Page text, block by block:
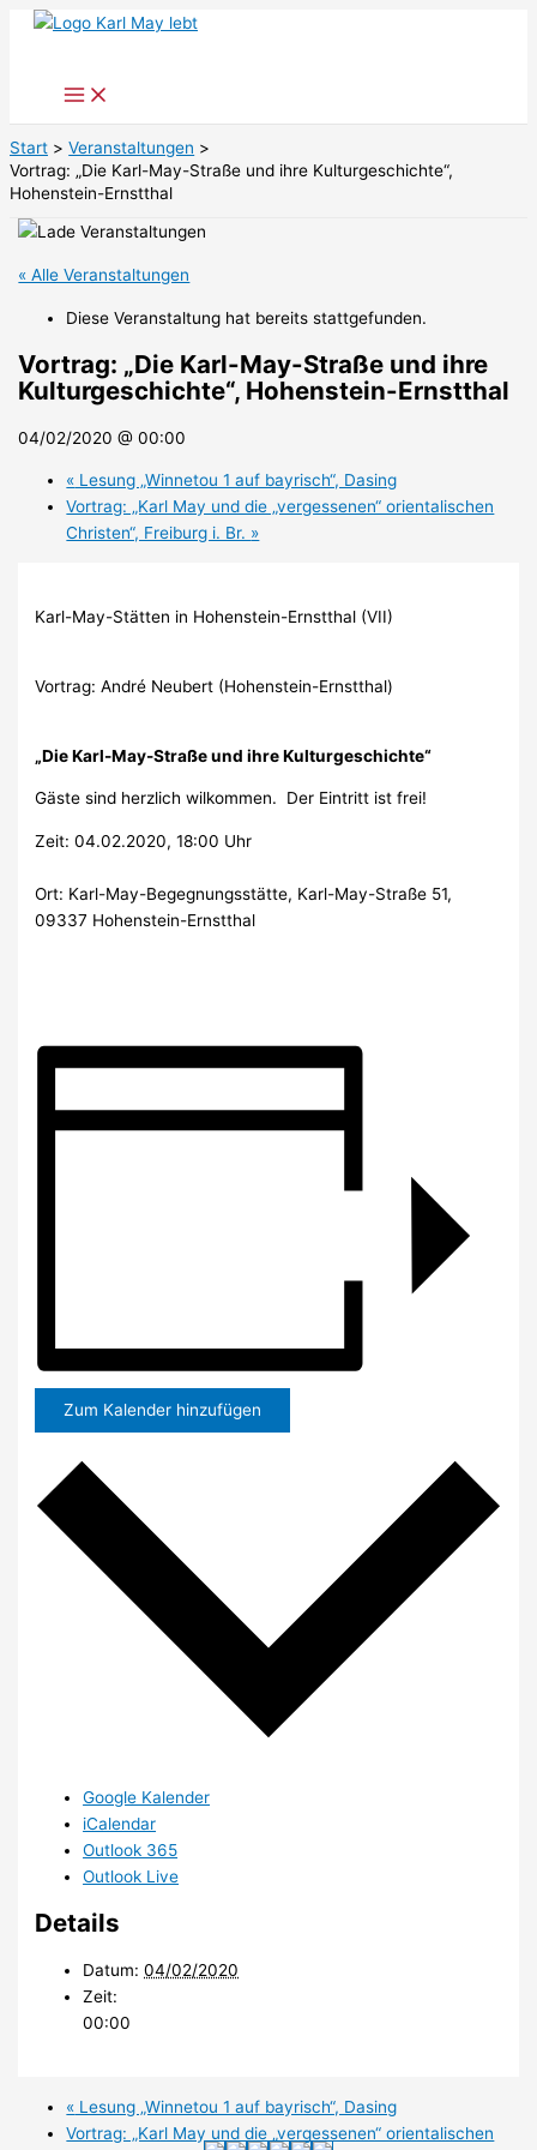
Zum
Start
Veranstaltungen
Vortrag: „Die Karl-May-Straße und ihre Kulturgeschichte“,
Hohenstein-Ernstthal
« Alle Veranstaltungen
Diese Veranstaltung hat bereits stattgefunden.
Vortrag: „Die Karl-May-Straße und ihre
Kulturgeschichte“, Hohenstein-Ernstthal
04/02/2020 @ 00:00
« Lesung „Winnetou 1 auf bayrisch“, Dasing
Vortrag: „Karl May und die „vergessenen“ orientalischen
Christen“, Freiburg i. Br. »
Karl-May-Stätten in Hohenstein-Ernstthal (VII)
Vortrag: André Neubert (Hohenstein-Ernstthal)
„Die Karl-May-Straße und ihre Kulturgeschichte“
Gäste sind herzlich wilkommen. Der Eintritt ist frei!
Zeit: 04.02.2020, 18:00 Uhr
Ort: Karl-May-Begegnungsstätte, Karl-May-Straße 51,
09337 Hohenstein-Ernstthal
Zum Kalender hinzufügen
Google Kalender
iCalendar
Outlook 365
Outlook Live
Details
Datum: 04/02/2020
Zeit:
00:00
« Lesung „Winnetou 1 auf bayrisch“, Dasing
Vortrag: „Karl May und die „vergessenen“ orientalischen